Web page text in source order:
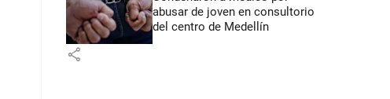
abusar de joven en consultorio
del centro de Medellín
share